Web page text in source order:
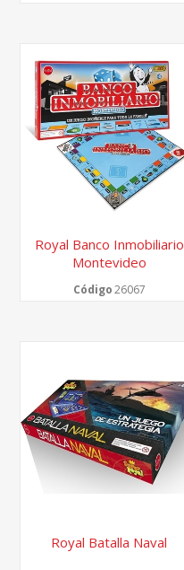
Royal Banco Inmobiliario
Montevideo
Código26067
Royal Batalla Naval